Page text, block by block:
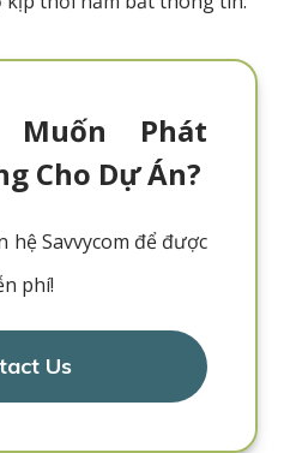
Phát
Cho Dự Án?
Savvycom để được
phí!
Us